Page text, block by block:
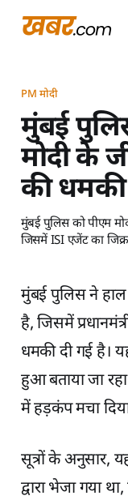
PM मोदी
मुंबई
मोदी के
की
मुंबई पुलिस को पीएम
जिसमें ISI एजेंट का
मुंबई पुलिस ने हाल
है, जिसमें
धमकी दी गई है।
हुआ बताया जा
में हड़कंप मचा
सूत्रों के अनुसार,
द्वारा भेजा गया